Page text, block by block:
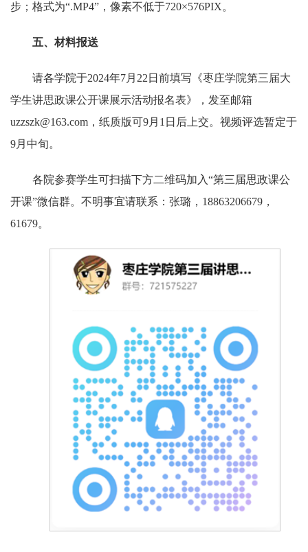
步；格式为“.MP4”，像素不低于720×576PIX。
五、材料报送
请各学院于2024年7月22日前填写《枣庄学院第三届大
学生讲思政课公开课展示活动报名表》，发至邮箱
uzzszk@163.com，纸质版可9月1日后上交。视频评选暂定于
9月中旬。
各院参赛学生可扫描下方二维码加入“第三届思政课公
开课”微信群。不明事宜请联系：张璐，18863206679，
61679。